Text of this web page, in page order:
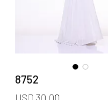
8752
USD 30.00